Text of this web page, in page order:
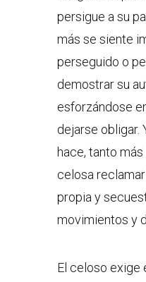
persigue a su
más se siente
perseguido o
demostrar su
esforzándose
dejarse obligar.
hace, tanto
celosa
propia y
movimientos y
El celoso exige